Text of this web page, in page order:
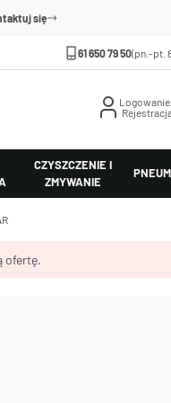
się
61 650 79 50(pn.-pt.
CZYSZCZENIE I
ZMYWANIE
ofertę.